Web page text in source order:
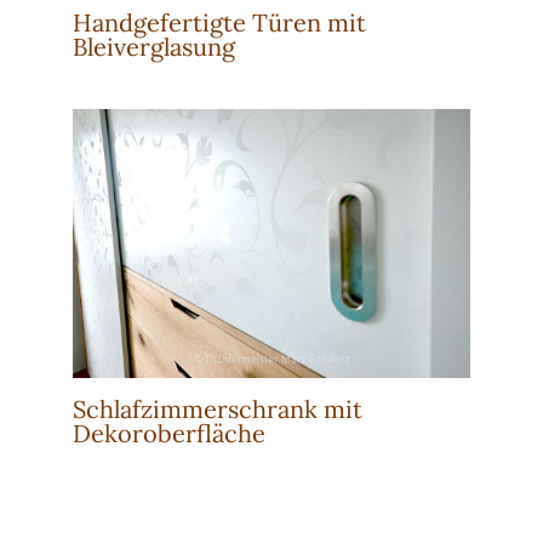
Handgefertigte Türen mit
Bleiverglasung
Schlafzimmerschrank mit
Dekoroberfläche